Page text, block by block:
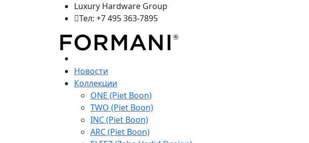
Luxury Hardware Group
Тел: +7 495 363-7895
Новости
Коллекции
ONE (Piet Boon)
TWO (Piet Boon)
INC (Piet Boon)
ARC (Piet Boon)